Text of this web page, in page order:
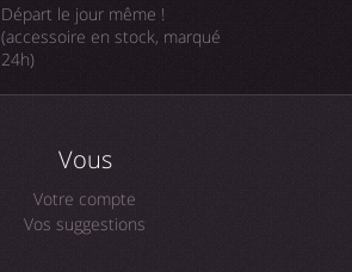
Départ le jour même !
(accessoire en stock, marqué
24h)
Vous
Votre compte
Vos suggestions